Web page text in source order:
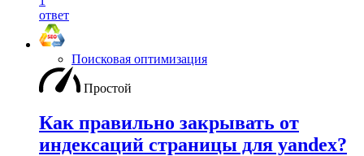
ответ
Поисковая оптимизация
Простой
Как правильно закрывать от
индексаций страницы для yandex?